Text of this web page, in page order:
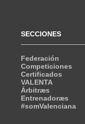
SECCIONES
Federación
Competiciones
Certificados
VALENTA
Árbitræs
Entrenadoræs
#somValenciana